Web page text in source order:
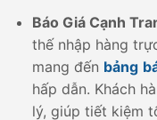
Báo Giá Cạnh
thế nhập hàng
mang đến bảng
hấp dẫn. Khách
lý, giúp tiết kiệm